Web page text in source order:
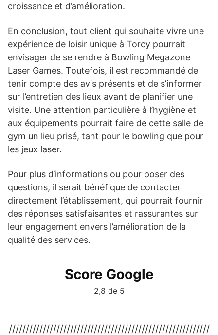
croissance et d’amélioration.
En conclusion, tout client qui souhaite vivre une
expérience de loisir unique à Torcy pourrait
envisager de se rendre à Bowling Megazone
Laser Games. Toutefois, il est recommandé de
tenir compte des avis présents et de s’informer
sur l’entretien des lieux avant de planifier une
visite. Une attention particulière à l’hygiène et
aux équipements pourrait faire de cette salle de
gym un lieu prisé, tant pour le bowling que pour
les jeux laser.
Pour plus d’informations ou pour poser des
questions, il serait bénéfique de contacter
directement l’établissement, qui pourrait fournir
des réponses satisfaisantes et rassurantes sur
leur engagement envers l’amélioration de la
qualité des services.
Score Google
2,8 de 5
///////////////////////////////////////////////////////////